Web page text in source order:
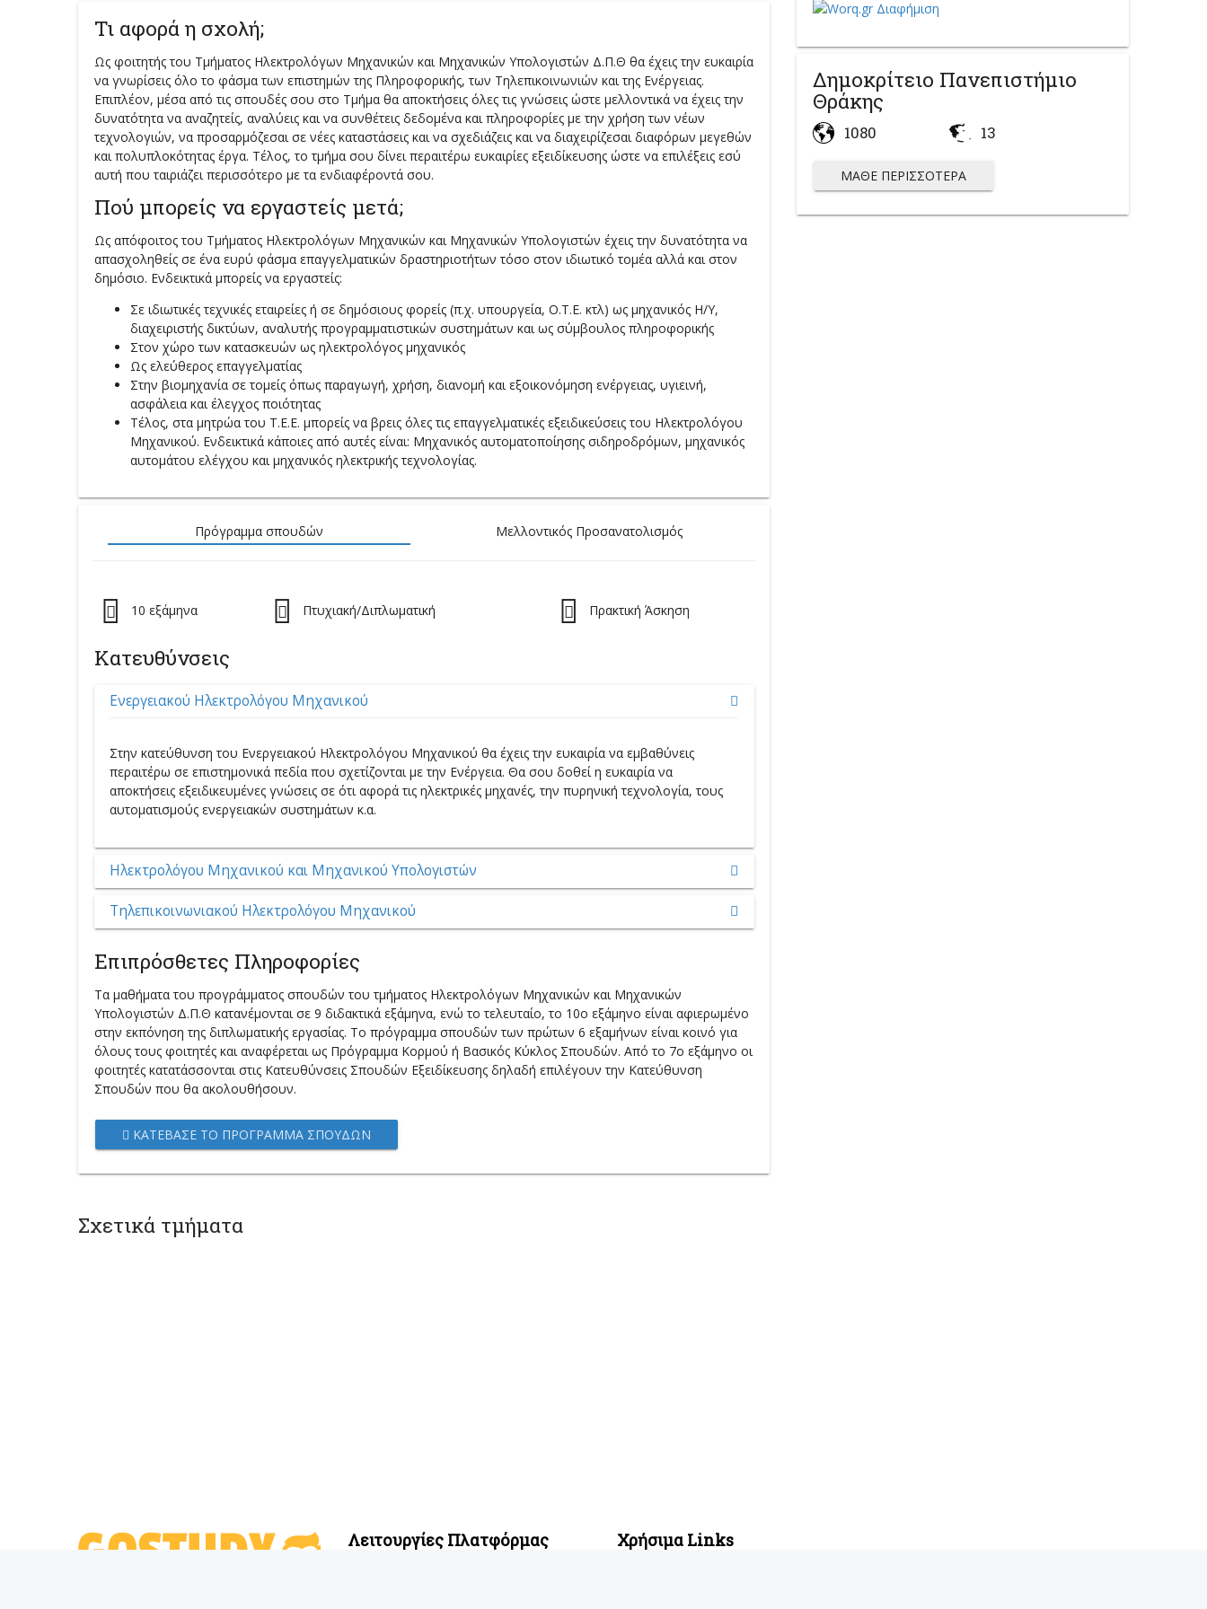
Τι αφορά η σχολή;
Ως φοιτητής του Τμήματος Ηλεκτρολόγων Μηχανικών και Μηχανικών Υπολογιστών Δ.Π.Θ θα έχεις την ευκαιρία
να γνωρίσεις όλο το φάσμα των επιστημών της Πληροφορικής, των Τηλεπικοινωνιών και της Ενέργειας.
Επιπλέον, μέσα από τις σπουδές σου στο Τμήμα θα αποκτήσεις όλες τις γνώσεις ώστε μελλοντικά να έχεις την
δυνατότητα να αναζητείς, αναλύεις και να συνθέτεις δεδομένα και πληροφορίες με την χρήση των νέων
τεχνολογιών, να προσαρμόζεσαι σε νέες καταστάσεις και να σχεδιάζεις και να διαχειρίζεσαι διαφόρων μεγεθών
και πολυπλοκότητας έργα. Τέλος, το τμήμα σου δίνει περαιτέρω ευκαιρίες εξειδίκευσης ώστε να επιλέξεις εσύ
αυτή που ταιριάζει περισσότερο με τα ενδιαφέροντά σου.
Πού μπορείς να εργαστείς μετά;
Ως απόφοιτος του Τμήματος Ηλεκτρολόγων Μηχανικών και Μηχανικών Υπολογιστών έχεις την δυνατότητα να
απασχοληθείς σε ένα ευρύ φάσμα επαγγελματικών δραστηριοτήτων τόσο στον ιδιωτικό τομέα αλλά και στον
δημόσιο. Ενδεικτικά μπορείς να εργαστείς:
Σε ιδιωτικές τεχνικές εταιρείες ή σε δημόσιους φορείς (π.χ. υπουργεία, Ο.Τ.Ε. κτλ) ως μηχανικός Η/Υ,
διαχειριστής δικτύων, αναλυτής προγραμματιστικών συστημάτων και ως σύμβουλος πληροφορικής
Στον χώρο των κατασκευών ως ηλεκτρολόγος μηχανικός
Ως ελεύθερος επαγγελματίας
Στην βιομηχανία σε τομείς όπως παραγωγή, χρήση, διανομή και εξοικονόμηση ενέργειας, υγιεινή,
ασφάλεια και έλεγχος ποιότητας
Τέλος, στα μητρώα του Τ.Ε.Ε. μπορείς να βρεις όλες τις επαγγελματικές εξειδικεύσεις του Ηλεκτρολόγου
Μηχανικού. Ενδεικτικά κάποιες από αυτές είναι: Μηχανικός αυτοματοποίησης σιδηροδρόμων, μηχανικός
αυτομάτου ελέγχου και μηχανικός ηλεκτρικής τεχνολογίας.
Πρόγραμμα σπουδών Μελλοντικός Προσανατολισμός
10 εξάμηνα Πτυχιακή/Διπλωματική Πρακτική Άσκηση
Κατευθύνσεις
Eνεργειακού Hλεκτρολόγου Mηχανικού
Στην κατεύθυνση του Ενεργειακού Ηλεκτρολόγου Μηχανικού θα έχεις την ευκαιρία να εμβαθύνεις
περαιτέρω σε επιστημονικά πεδία που σχετίζονται με την Ενέργεια. Θα σου δοθεί η ευκαιρία να
αποκτήσεις εξειδικευμένες γνώσεις σε ότι αφορά τις ηλεκτρικές μηχανές, την πυρηνική τεχνολογία, τους
αυτοματισμούς ενεργειακών συστημάτων κ.α.
Hλεκτρολόγου Mηχανικού και Mηχανικού Yπολογιστών
Tηλεπικοινωνιακού Hλεκτρολόγου Mηχανικού
Επιπρόσθετες Πληροφορίες
Tα μαθήματα του προγράμματος σπουδών του τμήματος Ηλεκτρολόγων Μηχανικών και Μηχανικών
Υπολογιστών Δ.Π.Θ κατανέμονται σε 9 διδακτικά εξάμηνα, ενώ το τελευταίο, το 10ο εξάμηνο είναι αφιερωμένο
στην εκπόνηση της διπλωματικής εργασίας. Το πρόγραμμα σπουδών των πρώτων 6 εξαμήνων είναι κοινό για
όλους τους φοιτητές και αναφέρεται ως Πρόγραμμα Κορμού ή Βασικός Κύκλος Σπουδών. Aπό το 7ο εξάμηνο οι
φοιτητές κατατάσσονται στις Κατευθύνσεις Σπουδών Eξειδίκευσης δηλαδή επιλέγουν την Κατεύθυνση
Σπουδών που θα ακολουθήσουν.
ΚΑΤΈΒΑΣΕ ΤΟ ΠΡΌΓΡΑΜΜΑ ΣΠΟΥΔΏΝ
Δημοκρίτειο Πανεπιστήμιο
Θράκης
1080 13
ΜΆΘΕ ΠΕΡΙΣΣΌΤΕΡΑ
Σχετικά τμήματα
Λειτουργίες Πλατφόρμας Χρήσιμα Links